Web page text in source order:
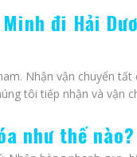
đi Hải
Nhận vận chuyển
tôi tiếp nhận và vận
như thế nào?